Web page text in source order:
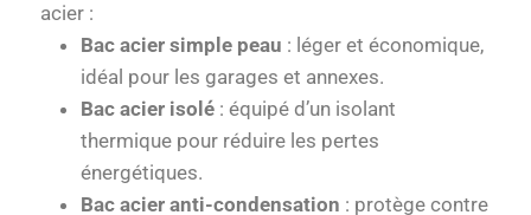
acier :
Bac acier simple peau : léger et économique,
idéal pour les garages et annexes.
Bac acier isolé : équipé d’un isolant
thermique pour réduire les pertes
énergétiques.
Bac acier anti-condensation : protège contre